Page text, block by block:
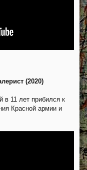
(2020)
в 11 лет прибился к
Красной армии и